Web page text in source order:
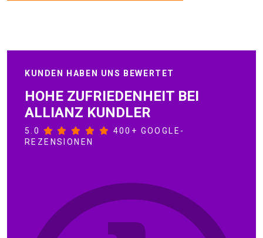
KUNDEN HABEN UNS BEWERTET
HOHE ZUFRIEDENHEIT BEI
ALLIANZ KUNDLER
5.0
400+ GOOGLE-
REZENSIONEN